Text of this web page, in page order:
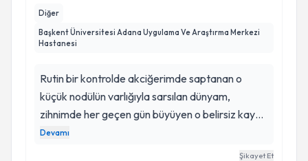
Diğer
Başkent Üniversitesi Adana Uygulama Ve Araştırma Merkezi
Hastanesi
Rutin bir kontrolde akciğerimde saptanan o
küçük nodülün varlığıyla sarsılan dünyam,
zihnimde her geçen gün büyüyen o belirsiz kaygı
ve her nefes alışımda içimi kemiren o sessiz
Devamı
Şikayet Et